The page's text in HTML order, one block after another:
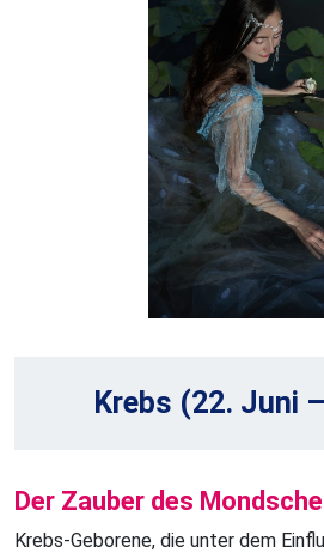
Krebs (22. Juni
Der Zauber des
Krebs-Geborene, die unter dem